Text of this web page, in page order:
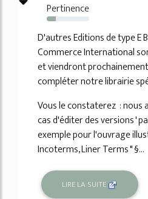
Pertinence
21%
D'autres Editions de type E
Commerce International
et viendront
compléter notre librairie
Vous le constaterez : nous
cas d'éditer des versions '
exemple pour l'ouvrage
Incoterms, Liner Terms " §...
LIRE LA SUITE